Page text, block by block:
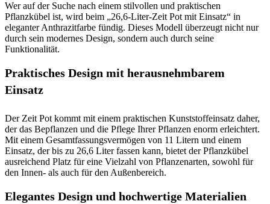
Wer auf der Suche nach einem stilvollen und praktischen
Pflanzkübel ist, wird beim „26,6-Liter-Zeit Pot mit Einsatz“ in
eleganter Anthrazitfarbe fündig. Dieses Modell überzeugt nicht nur
durch sein modernes Design, sondern auch durch seine
Funktionalität.
Praktisches Design mit herausnehmbarem
Einsatz
Der Zeit Pot kommt mit einem praktischen Kunststoffeinsatz daher,
der das Bepflanzen und die Pflege Ihrer Pflanzen enorm erleichtert.
Mit einem Gesamtfassungsvermögen von 11 Litern und einem
Einsatz, der bis zu 26,6 Liter fassen kann, bietet der Pflanzkübel
ausreichend Platz für eine Vielzahl von Pflanzenarten, sowohl für
den Innen- als auch für den Außenbereich.
Elegantes Design und hochwertige Materialien